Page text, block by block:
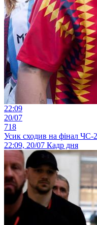
22:09
20/07
718
Усик сходив на фінал ЧС-
22:09, 20/07 Кадр дня